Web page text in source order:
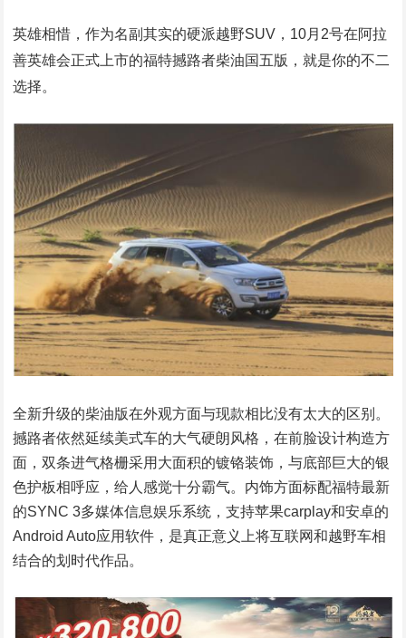
英雄相惜，作为名副其实的硬派越野SUV，10月2号在阿拉
善英雄会正式上市的福特撼路者柴油国五版，就是你的不二
选择。
全新升级的柴油版在外观方面与现款相比没有太大的区别。
撼路者依然延续美式车的大气硬朗风格，在前脸设计构造方
面，双条进气格栅采用大面积的镀铬装饰，与底部巨大的银
色护板相呼应，给人感觉十分霸气。内饰方面标配福特最新
的SYNC 3多媒体信息娱乐系统，支持苹果carplay和安卓的
Android Auto应用软件，是真正意义上将互联网和越野车相
结合的划时代作品。